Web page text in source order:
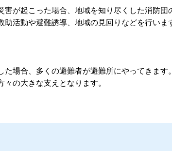
害が起こった場合、地域を知り尽くした消防
活動や避難誘導、地域の見回りなどを行いま
た場合、多くの避難者が避難所にやってきま
の大きな支えとなります。